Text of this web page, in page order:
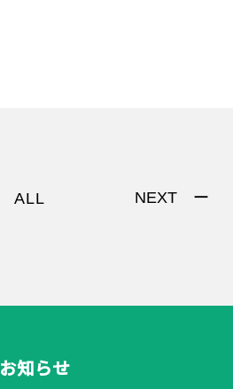
ALL NEXT ー
お知らせ